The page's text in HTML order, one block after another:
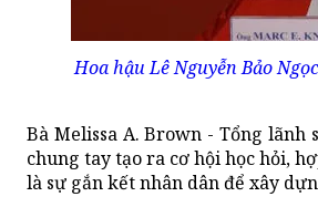
Hoa hậu Lê Nguyễn Bảo
Bà Melissa A. Brown - Tổng lãnh
chung tay tạo ra cơ hội học hỏi,
là sự gắn kết nhân dân để xây